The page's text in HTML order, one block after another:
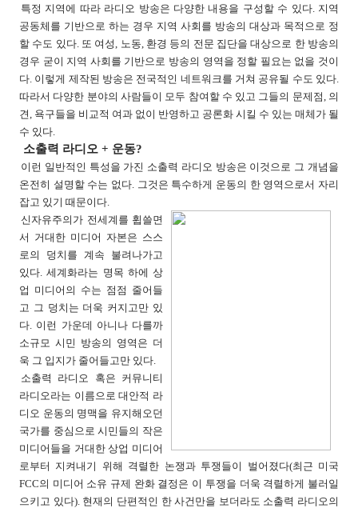
특정 지역에 따라 라디오 방송은 다양한 내용을 구성할 수 있다. 지역
공동체를 기반으로 하는 경우 지역 사회를 방송의 대상과 목적으로 정
할 수도 있다. 또 여성, 노동, 환경 등의 전문 집단을 대상으로 한 방송의
경우 굳이 지역 사회를 기반으로 방송의 영역을 정할 필요는 없을 것이
다. 이렇게 제작된 방송은 전국적인 네트워크를 거쳐 공유될 수도 있다.
따라서 다양한 분야의 사람들이 모두 참여할 수 있고 그들의 문제점, 의
견, 욕구들을 비교적 여과 없이 반영하고 공론화 시킬 수 있는 매체가 될
수 있다.
소출력 라디오 + 운동?
이런 일반적인 특성을 가진 소출력 라디오 방송은 이것으로 그 개념을
온전히 설명할 수는 없다. 그것은 특수하게 운동의 한 영역으로서 자리
잡고 있기 때문이다.
신자유주의가 전세계를 휩쓸면
서 거대한 미디어 자본은 스스
로의 덩치를 계속 불려나가고
있다. 세계화라는 명목 하에 상
업 미디어의 수는 점점 줄어들
고 그 덩치는 더욱 커지고만 있
다. 이런 가운데 아니나 다를까
소규모 시민 방송의 영역은 더
욱 그 입지가 줄어들고만 있다.
소출력 라디오 혹은 커뮤니티
라디오라는 이름으로 대안적 라
디오 운동의 명맥을 유지해오던
국가를 중심으로 시민들의 작은
미디어들을 거대한 상업 미디어
로부터 지켜내기 위해 격렬한 논쟁과 투쟁들이 벌어졌다(최근 미국
FCC의 미디어 소유 규제 완화 결정은 이 투쟁을 더욱 격렬하게 불러일
으키고 있다). 현재의 단편적인 한 사건만을 보더라도 소출력 라디오의